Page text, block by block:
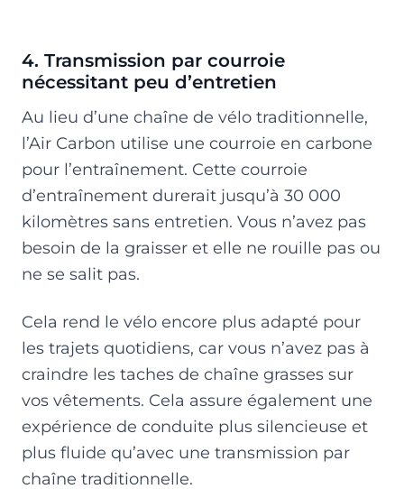
4. Transmission par courroie
nécessitant peu d’entretien
Au lieu d’une chaîne de vélo traditionnelle,
l’Air Carbon utilise une courroie en carbone
pour l’entraînement. Cette courroie
d’entraînement durerait jusqu’à 30 000
kilomètres sans entretien. Vous n’avez pas
besoin de la graisser et elle ne rouille pas ou
ne se salit pas.
Cela rend le vélo encore plus adapté pour
les trajets quotidiens, car vous n’avez pas à
craindre les taches de chaîne grasses sur
vos vêtements. Cela assure également une
expérience de conduite plus silencieuse et
plus fluide qu’avec une transmission par
chaîne traditionnelle.